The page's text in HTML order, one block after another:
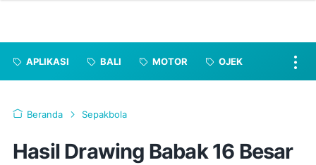
APLIKASI BALI MOTOR OJEK
Beranda Sepakbola
Hasil Drawing Babak 16 Besar